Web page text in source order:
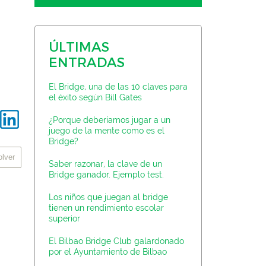
ÚLTIMAS
ENTRADAS
El Bridge, una de las 10 claves para
el éxito según Bill Gates
¿Porque deberíamos jugar a un
juego de la mente como es el
Bridge?
Saber razonar, la clave de un
Bridge ganador. Ejemplo test.
Los niños que juegan al bridge
tienen un rendimiento escolar
superior
El Bilbao Bridge Club galardonado
por el Ayuntamiento de Bilbao